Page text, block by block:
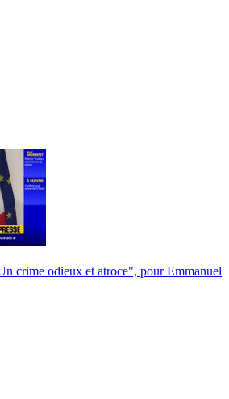
crime odieux et atroce", pour Emmanuel